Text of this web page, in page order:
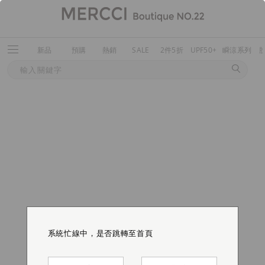
新品 預購 熱銷 SALE 2件5折 UPF50+ 瞬涼系列
系統忙線中，是否跳轉至首頁
系統忙線中，是否跳轉至首頁
系統忙線中，是否跳轉至首頁
系統忙線中，是否跳轉至首頁
系統忙線中，是否跳轉至首頁